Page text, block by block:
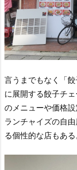
言うまでもなく「
に展開する餃子チ
のメニューや価格
ランチャイズの自
る個性的な店もある